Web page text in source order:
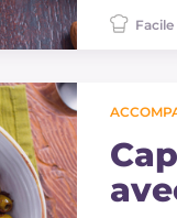
Facile